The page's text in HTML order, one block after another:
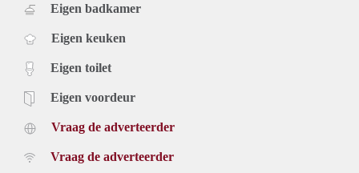
Eigen badkamer
Eigen keuken
Eigen toilet
Eigen voordeur
Vraag de adverteerder
Vraag de adverteerder